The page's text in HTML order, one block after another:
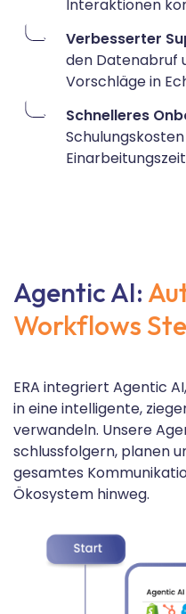
Interaktionen
Verbesserter
den Datenabruf
Vorschläge in
Schnelleres
Agentic AI:
Workflows
ERA integriert Agentic
in eine intelligente,
verwandeln. Unsere
schlussfolgern, planen
gesamtes
Ökosystem hinweg.